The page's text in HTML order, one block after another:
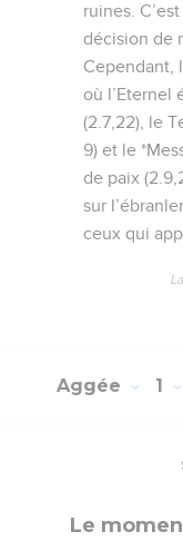
ruines.
décision de
Cependant,
où l’Eternel
(2.7,22), le
9) et le
de paix
sur
ceux qui
Aggée 1
Le